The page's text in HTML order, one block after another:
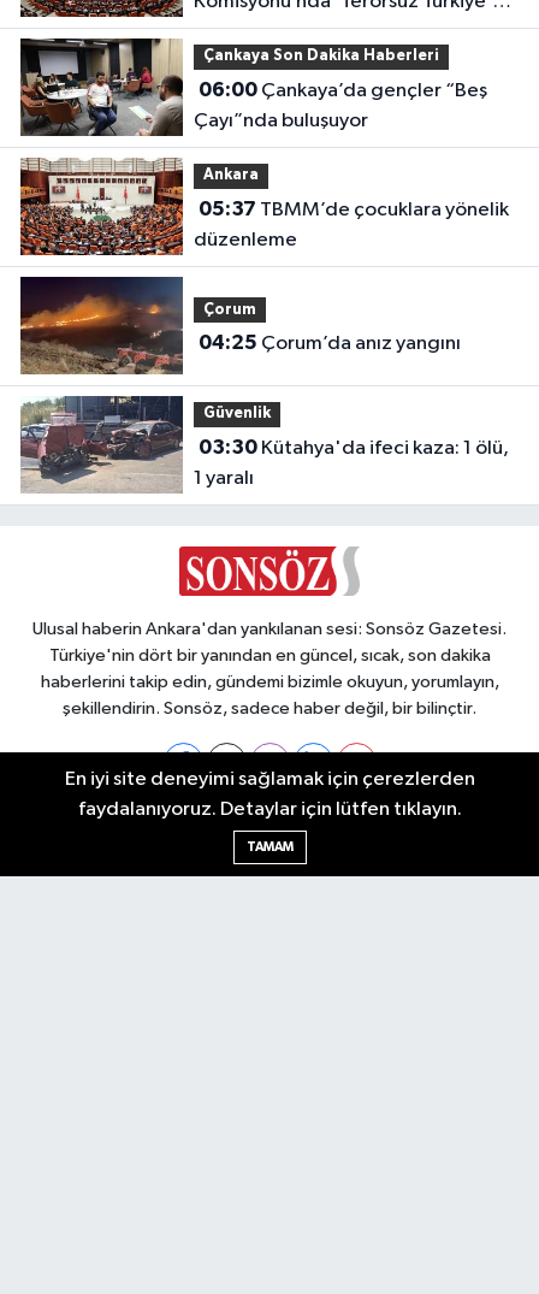
çerçeve yasası görüşülüyor
Çankaya Son Dakika Haberleri
06:00Çankaya’da gençler “Beş
Çayı”nda buluşuyor
Ankara
05:37
düzenleme
Çorum
04:25 Çorum’da anız yangını
Güvenlik
03:30Kütahya'da ifeci kaza: 1 ölü,
1 yaralı
Ulusal haberin Ankara'dan yankılanan sesi: Sonsöz Gazetesi.
Türkiye'nin dört bir yanından en güncel, sıcak, son dakika
haberlerini takip edin, gündemi bizimle okuyun, yorumlayın,
şekillendirin. Sonsöz, sadece haber değil, bir bilinçtir.
Ankara Nöbetçi Eczaneler
En iyi site deneyimi sağlamak için çerezlerden
faydalanıyoruz. Detaylar için lütfen tıklayın.
TAMAM